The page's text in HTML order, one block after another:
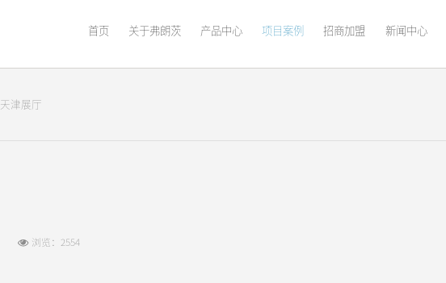
首页 关于弗朗茨 产品中心 项目案例 招商加盟 新闻中心
天津展厅
浏览：2554